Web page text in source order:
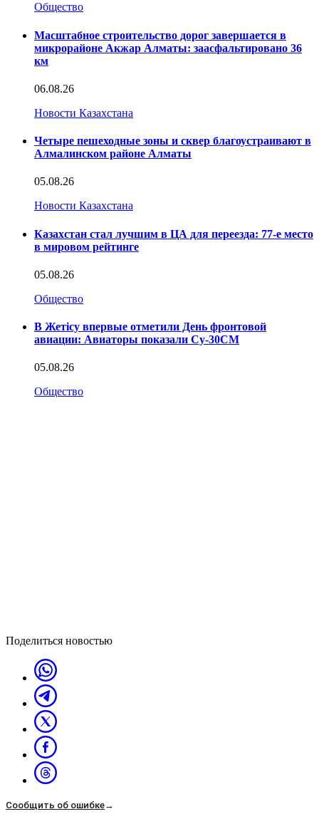
Общество
Масштабное строительство дорог завершается в
микрорайоне Акжар Алматы: заасфальтировано 36
км
06.08.26
Новости Казахстана
Четыре пешеходные зоны и сквер благоустраивают в
Алмалинском районе Алматы
05.08.26
Новости Казахстана
Казахстан стал лучшим в ЦА для переезда: 77-е место
в мировом рейтинге
05.08.26
Общество
В Жетісу впервые отметили День фронтовой
авиации: Авиаторы показали Су-30СМ
05.08.26
Общество
Поделиться новостью
Сообщить об ошибке→